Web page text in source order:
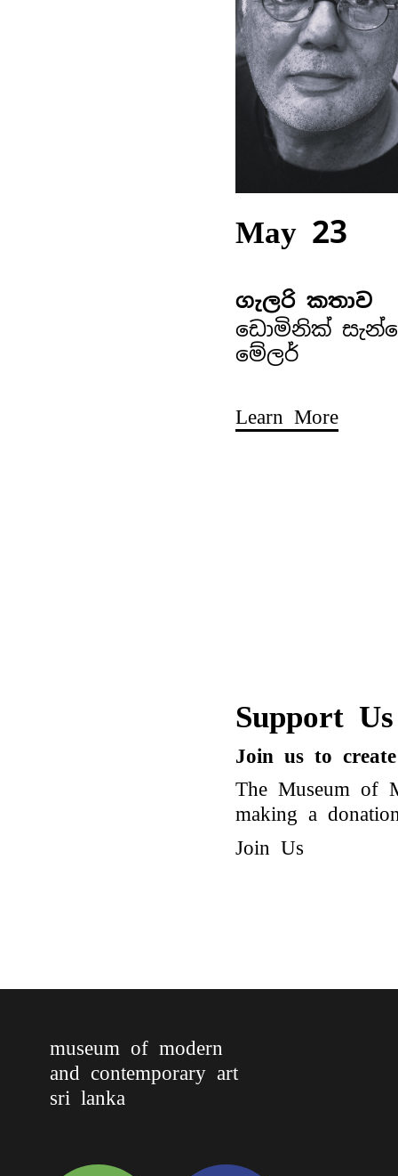
May 23
ගැලරි කතාව
ඩොමිනික්
මේලර්
Learn More
Support Us
Join us to
The Museum of
making a
Join Us
museum of modern
and contemporary art
sri lanka